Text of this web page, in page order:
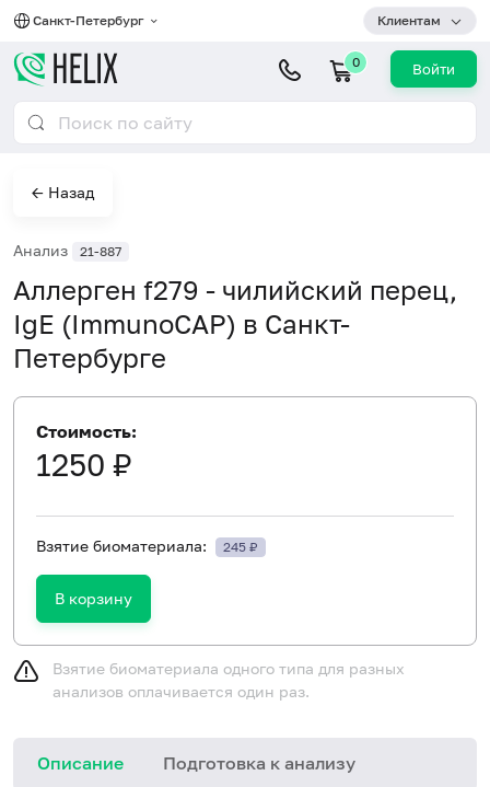
Санкт-Петербург Клиентам
0 Войти
← Назад
Анализ 21-887
Аллерген f279 - чилийский перец,
IgE (ImmunoCAP) в Санкт-
Петербурге
Стоимость:
1250 ₽
Взятие биоматериала: 245 ₽
В корзину
Взятие биоматериала одного типа для разных
анализов оплачивается один раз.
Описание Подготовка к анализу